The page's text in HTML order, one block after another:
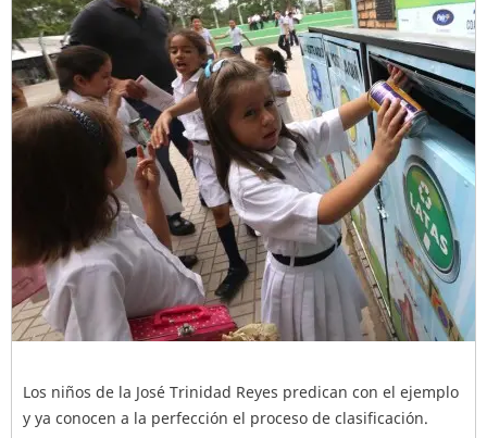
Los niños de la José Trinidad Reyes predican con el ejemplo
y ya conocen a la perfección el proceso de clasificación.